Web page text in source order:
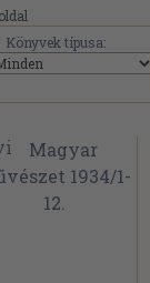
Könyvek típusa: